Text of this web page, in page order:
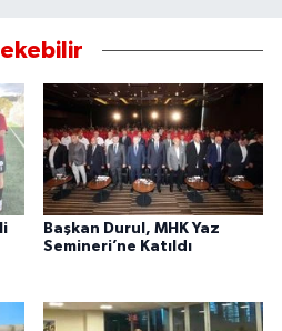
Başkan Durul, MHK Yaz
Semineri’ne Katıldı